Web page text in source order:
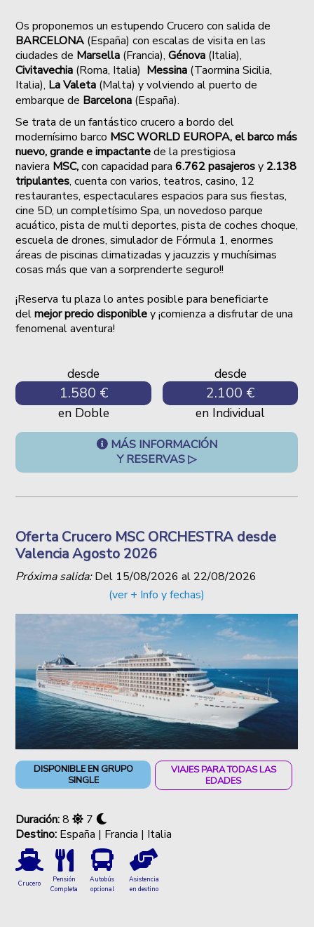
Os proponemos un estupendo Crucero con salida de
BARCELONA (España) con escalas de visita en las
ciudades de Marsella (Francia),Génova (Italia),
Civitavechia (Roma, Italia) Messina (Taormina Sicilia,
Italia), La Valeta (Malta) y volviendo al puerto de
embarque de Barcelona (España).
Se trata de un fantástico crucero a bordo del
modernísimo barco MSC WORLD EUROPA, el barco más
nuevo, grande e impactantede la prestigiosa
naviera MSC,con capacidad para6.762 pasajerosy 2.138
tripulantes, cuenta con varios, teatros, casino, 12
restaurantes, espectaculares espacios para sus fiestas,
cine 5D, un completísimo Spa, un novedoso parque
acuático, pista de multi deportes, pista de coches choque,
escuela de drones, simulador de Fórmula 1, enormes
áreas de piscinas climatizadas y jacuzzis y muchísimas
cosas más que van a sorprenderte seguro!!
¡Reserva tu plaza lo antes posible para beneficiarte
delmejor precio disponibley ¡comienza a disfrutar de una
fenomenal aventura!
desde
1.580 €
en Doble
desde
2.100 €
en Individual
MÁS INFORMACIÓN
Y RESERVAS ▷
Oferta Crucero MSC ORCHESTRA desde
Valencia Agosto 2026
Próxima salida:Del 15/08/2026 al 22/08/2026
(ver + Info y fechas)
DISPONIBLE EN GRUPO
SINGLE
VIAJES PARA TODAS LAS
EDADES
Duración:8
7
Destino: España | Francia | Italia
Crucero
Pensión
Completa
Autobús
opcional
Asistencia
en destino